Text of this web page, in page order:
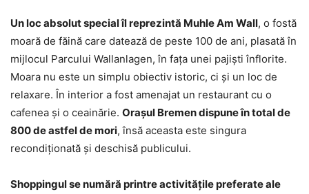
Un loc absolut special îl reprezintă Muhle Am Wall, o fostă
moară de făină care datează de peste 100 de ani, plasată în
mijlocul Parcului Wallanlagen, în fața unei pajiști înflorite.
Moara nu este un simplu obiectiv istoric, ci și un loc de
relaxare. În interior a fost amenajat un restaurant cu o
cafenea și o ceainărie. Orașul Bremen dispune în total de
800 de astfel de mori, însă aceasta este singura
recondiționată și deschisă publicului.
Shoppingul se numără printre activitățile preferate ale